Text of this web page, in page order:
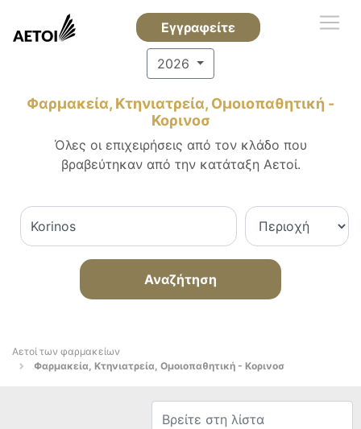
Εγγραφείτε
2026
Φαρμακεία, Κτηνιατρεία, Ομοιοπαθητική -
Κορινοσ
Όλες οι επιχειρήσεις από τον κλάδο που
βραβεύτηκαν από την κατάταξη Αετοί.
Αναζήτηση
Αετοί των φαρμακείων
Φαρμακεία, Κτηνιατρεία, Ομοιοπαθητική - Κορινοσ